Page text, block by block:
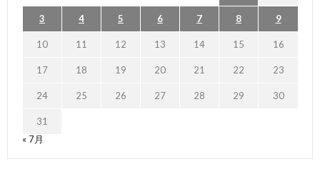
3 4 5 6 7 8 9
10 11 12 13 14 15 16
17 18 19 20 21 22 23
24 25 26 27 28 29 30
31
« 7月